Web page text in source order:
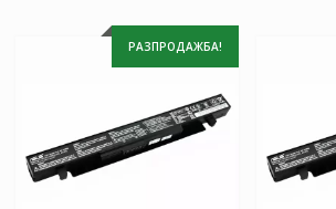
РАЗПРОДАЖБА!